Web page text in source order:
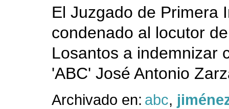
El Juzgado de Primera
condenado al locutor
Losantos a indemnizar
'ABC' José Antonio
Archivado en: abc,